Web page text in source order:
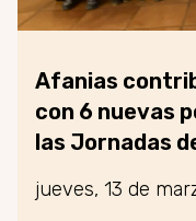
Afanias
con 6 nuevas
las Jornadas
jueves, 13 de